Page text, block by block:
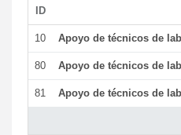
ID
10 Apoyo de técnicos de
80 Apoyo de técnicos de
81 Apoyo de técnicos de